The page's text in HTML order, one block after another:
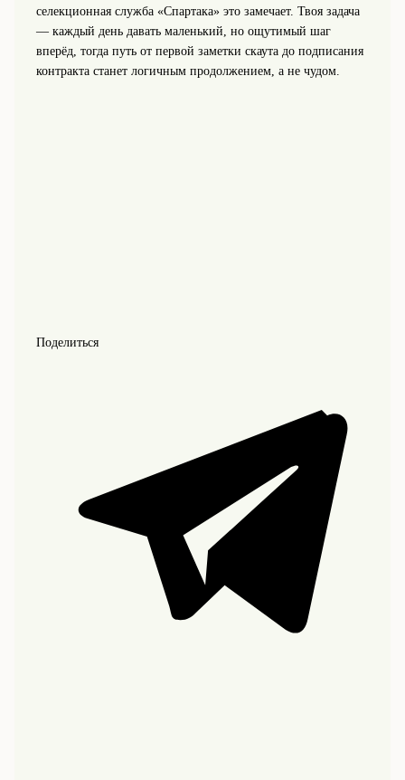
селекционная служба «Спартака» это замечает. Твоя задача
— каждый день давать маленький, но ощутимый шаг
вперёд, тогда путь от первой заметки скаута до подписания
контракта станет логичным продолжением, а не чудом.
Поделиться